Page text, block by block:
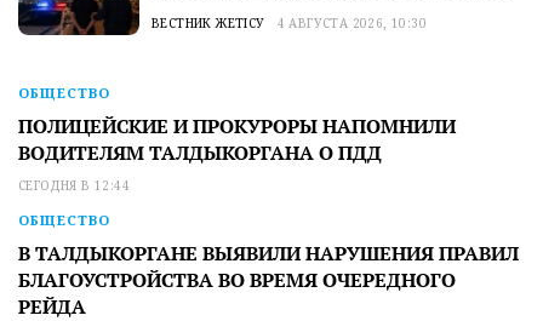
ВЕСТНИК ЖЕТІСУ 4 АВГУСТА 2026, 10:30
ОБЩЕСТВО
ПОЛИЦЕЙСКИЕ И ПРОКУРОРЫ НАПОМНИЛИ
ВОДИТЕЛЯМ ТАЛДЫКОРГАНА О ПДД
СЕГОДНЯ В 12:44
ОБЩЕСТВО
В ТАЛДЫКОРГАНЕ ВЫЯВИЛИ НАРУШЕНИЯ ПРАВИЛ
БЛАГОУСТРОЙСТВА ВО ВРЕМЯ ОЧЕРЕДНОГО
РЕЙДА